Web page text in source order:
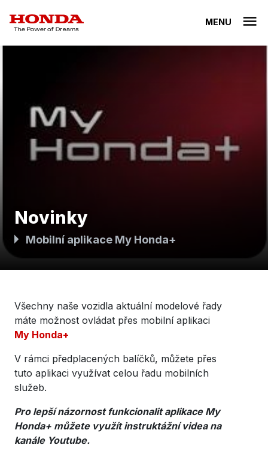
MENU
Novinky
Mobilní aplikace My Honda+
Všechny naše vozidla aktuální modelové řady
máte možnost ovládat přes mobilní aplikaci
My Honda+
V rámci předplacených balíčků, můžete přes
tuto aplikaci využívat celou řadu mobilních
služeb.
Pro lepší názornost funkcionalit aplikace My
Honda+ můžete využít instruktážní videa na
kanále Youtube.